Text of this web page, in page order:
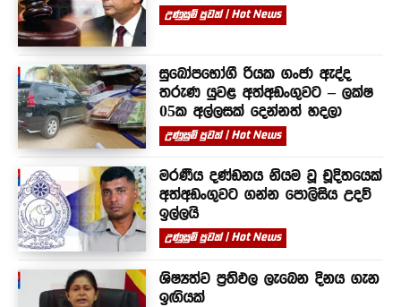
උණුසුම් පුවත් | Hot News
සුඛෝපභෝගී රියක ගංජා ඇද්ද
තරුණ යුවළ අත්අඩංගුවට – ලක්ෂ
05ක අල්ලසක් දෙන්නත් හදලා
උණුසුම් පුවත් | Hot News
මරණීය දණ්ඩනය නියම වූ චූදිතයෙක්
අත්අඩංගුවට ගන්න පොලිසිය උදව්
ඉල්ලයි
උණුසුම් පුවත් | Hot News
ශිෂ්‍යත්ව ප්‍රතිඵල ලැබෙන දිනය ගැන
ඉඟියක්